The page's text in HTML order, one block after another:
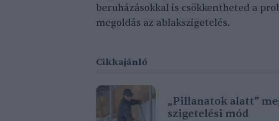
beruházásokkal is csökkentheted a
megoldás az ablakszigetelés.
Cikkajánló
„Pillanatok alatt”
szigetelési mód